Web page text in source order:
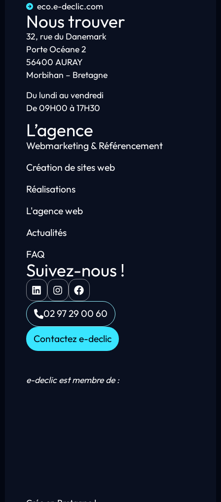
eco.e-declic.com
Nous trouver
32, rue du Danemark
Porte Océane 2
56400 AURAY
Morbihan – Bretagne
Du lundi au vendredi
De 09H00 à 17H30
L’agence
Webmarketing & Référencement
Création de sites web
Réalisations
L'agence web
Actualités
FAQ
Suivez-nous !
02 97 29 00 60
Contactez e-declic
e-declic est membre de :